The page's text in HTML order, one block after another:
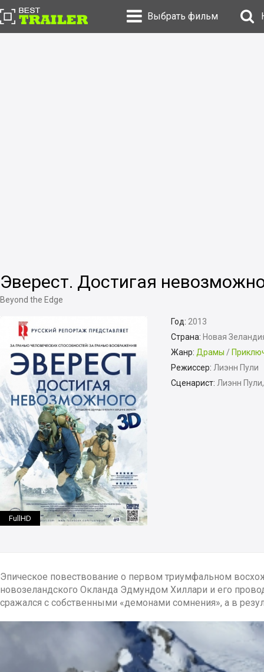
Выбрать фильм
Эверест. Достигая
Beyond the Edge
FullHD
Год: 2013
Страна: Новая
Жанр: Драмы /
Режиссер: Лиэнн Пули
Сценарист: Лиэнн
Эпическое повествование о первом триумфальном
новозеландского Окланда Эдмундом Хиллари и его
сражался с собственными «демонами сомнения», а в